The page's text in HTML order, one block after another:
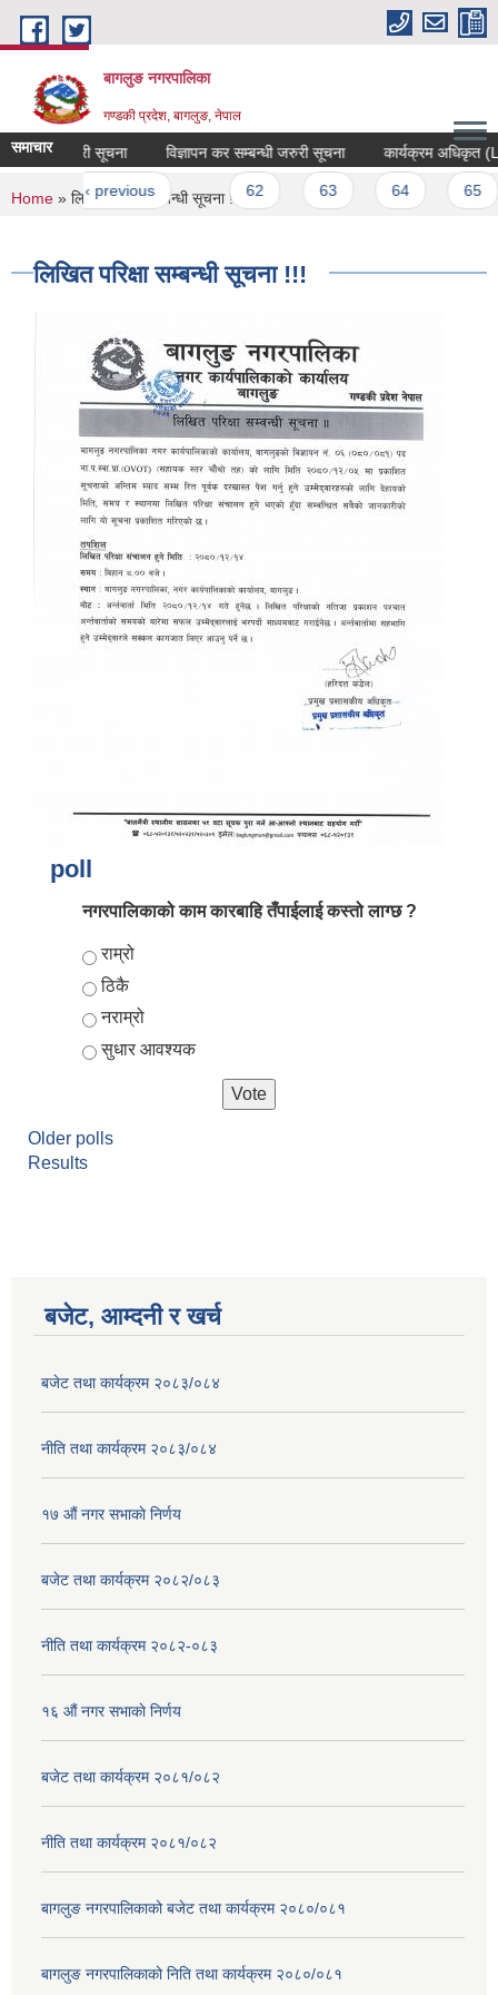
Skip to main content
बागलुङ नगरपालिका
गण्डकी प्रदेश, बागलुङ, नेपाल
समाचारजरुरी सूचना विज्ञापन कर सम्बन्धी जरुरी सूचना कार्यक्रम अधिकृत
‹ previous … 62
You are here
Home » लिखित परिक्षा सम्बन्धी सूचना !!!
लिखित परिक्षा सम्बन्धी सूचना !!!
poll
नगरपालिकाको काम कारबाहि तँपाईलाई कस्तो लाग्छ ?
Choices
राम्रो
ठिकै
नराम्रो
सुधार आवश्यक
Older polls
Results
बजेट, आम्दनी र खर्च
बजेट तथा कार्यक्रम २०८३/०८४
नीति तथा कार्यक्रम २०८३/०८४
१७ ‌‍औं नगर सभाकाे निर्णय
बजेट तथा कार्यक्रम २०८२/०८३
नीति तथा कार्यक्रम २०८२-०८३
१६ ‌औं नगर सभाकाे निर्णय
बजेट तथा कार्यक्रम २०८१/०८२
नीति तथा कार्यक्रम २०८१/०८२
बागलुङ नगरपालिकाको बजेट तथा कार्यक्रम २०८०/०८१
बागलुङ नगरपालिकाको निति तथा कार्यक्रम २०८०/०८१